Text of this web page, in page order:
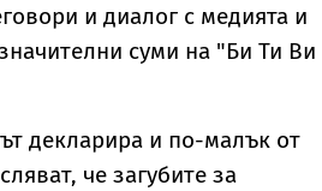
и диалог с медията и
суми на "Би Ти Ви
декларира и по-малък от
че загубите за